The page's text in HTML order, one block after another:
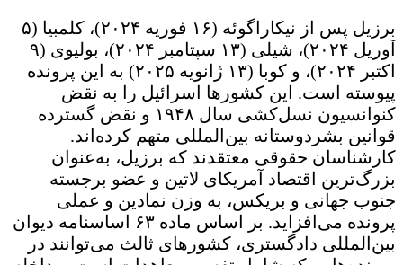
برزیل پس از نیکاراگوئه (۱۶ فوریه ۲۰۲۴)، کلمبیا (۵
آوریل ۲۰۲۴)، شیلی (۱۳ سپتامبر ۲۰۲۴)، بولیوی (۹
اکتبر ۲۰۲۴)، و کوبا (۱۳ ژانویه ۲۰۲۵) به این پرونده
پیوسته است. این کشورها اسرائیل را به نقض
کنوانسیون نسل‌کشی سال ۱۹۴۸ و نقض گسترده
قوانین بشردوستانه بین‌المللی متهم کرده‌اند.
کارشناسان حقوقی معتقدند که برزیل، به‌عنوان
بزرگ‌ترین اقتصاد آمریکای لاتین و عضو برجسته
جنوب جهانی و بریکس، به وزن نمادین و عملی
پرونده می‌افزاید. بر اساس ماده ۶۳ اساسنامه دیوان
بین‌المللی دادگستری، کشورهای ثالث می‌توانند در